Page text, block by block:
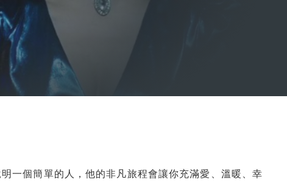
一個簡單的人，他的非凡旅程會讓你充滿愛、溫暖、幸